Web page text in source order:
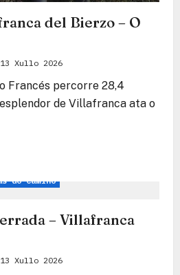
del Bierzo – O
13 Xullo 2026
Francés percorre 28,4
de Villafranca ata o
do Camiño
– Villafranca
13 Xullo 2026